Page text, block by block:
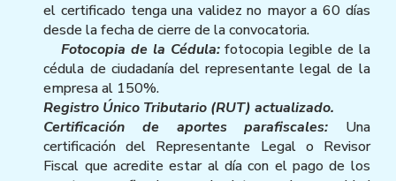
el certificado tenga una validez no mayor a 60 días
desde la fecha de cierre de la convocatoria.
Fotocopia de la Cédula:fotocopia legible de la
cédula de ciudadanía del representante legal de la
empresa al 150%.
Registro Único Tributario (RUT) actualizado.
Certificación de aportes parafiscales: Una
certificación del Representante Legal o Revisor
Fiscal que acredite estar al día con el pago de los